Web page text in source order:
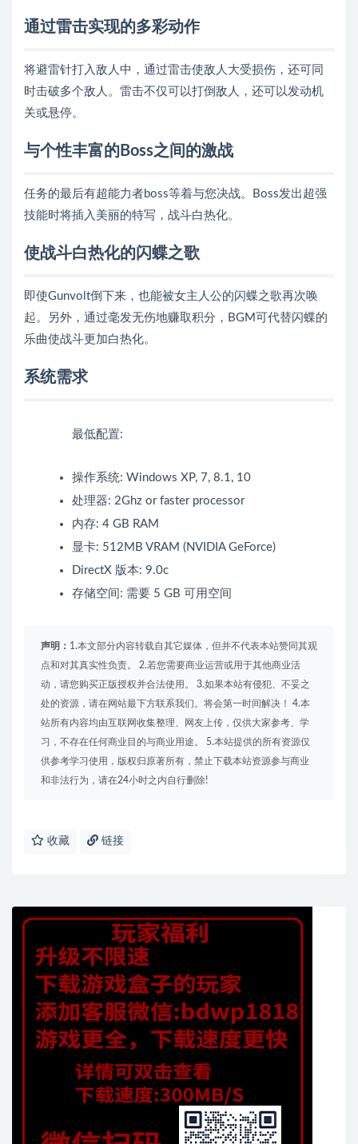
通过雷击实现的多彩动作
将避雷针打入敌人中，通过雷击使敌人大受损伤，还可同
时击破多个敌人。雷击不仅可以打倒敌人，还可以发动机
关或悬停。
与个性丰富的Boss之间的激战
任务的最后有超能力者boss等着与您决战。Boss发出超强
技能时将插入美丽的特写，战斗白热化。
使战斗白热化的闪蝶之歌
即使Gunvolt倒下来，也能被女主人公的闪蝶之歌再次唤
起。另外，通过毫发无伤地赚取积分，BGM可代替闪蝶的
乐曲使战斗更加白热化。
系统需求
最低配置:
操作系统: Windows XP, 7, 8.1, 10
处理器: 2Ghz or faster processor
内存: 4 GB RAM
显卡: 512MB VRAM (NVIDIA GeForce)
DirectX 版本: 9.0c
存储空间: 需要 5 GB 可用空间
声明： 1.本文部分内容转载自其它媒体，但并不代表本站赞同其观
点和对其真实性负责。 2.若您需要商业运营或用于其他商业活
动，请您购买正版授权并合法使用。 3.如果本站有侵犯、不妥之
处的资源，请在网站最下方联系我们。将会第一时间解决！ 4.本
站所有内容均由互联网收集整理、网友上传，仅供大家参考、学
习，不存在任何商业目的与商业用途。 5.本站提供的所有资源仅
供参考学习使用，版权归原著所有，禁止下载本站资源参与商业
和非法行为，请在24小时之内自行删除!
收藏 链接